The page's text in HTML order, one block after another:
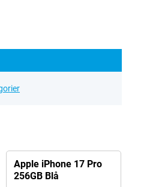
Apple iPhone 17 Pro
256GB Blå